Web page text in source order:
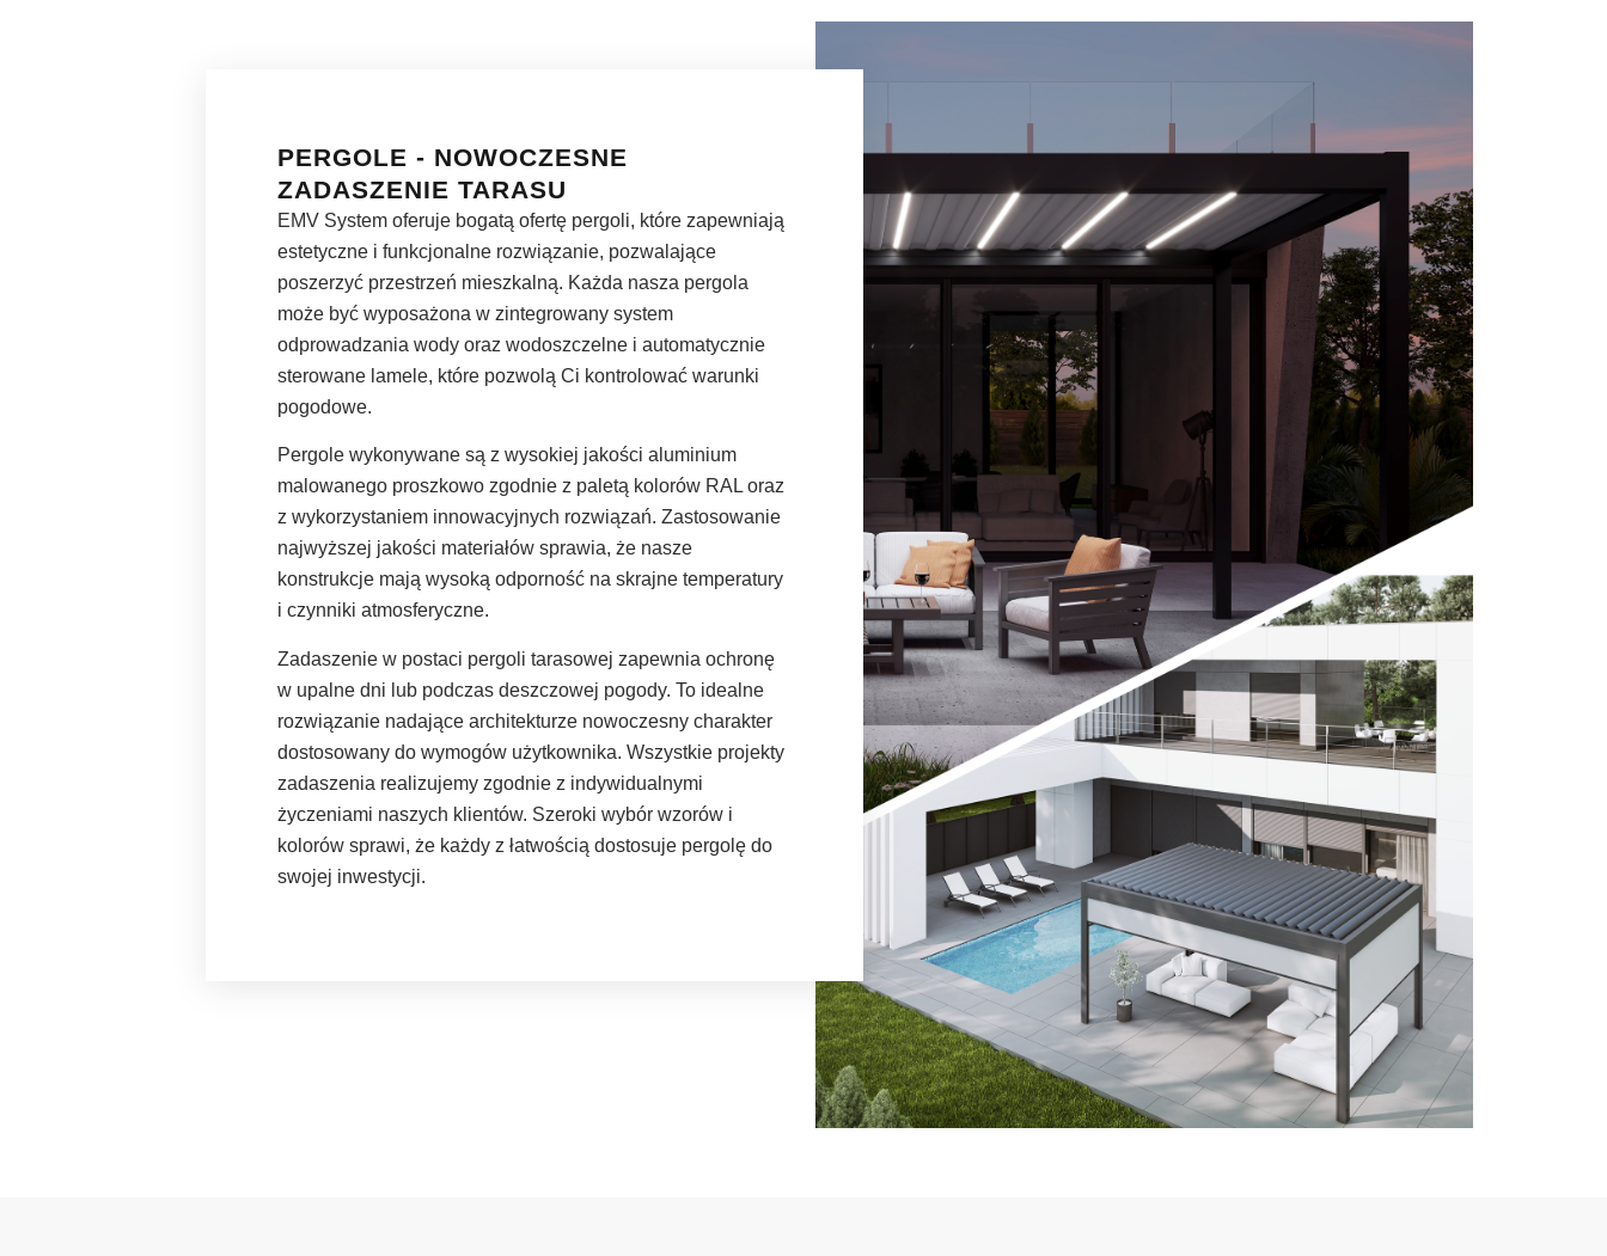
PERGOLE - NOWOCZESNE
ZADASZENIE TARASU
EMV System oferuje bogatą ofertę pergoli, które zapewniają
estetyczne i funkcjonalne rozwiązanie, pozwalające
poszerzyć przestrzeń mieszkalną. Każda nasza pergola
może być wyposażona w zintegrowany system
odprowadzania wody oraz wodoszczelne i automatycznie
sterowane lamele, które pozwolą Ci kontrolować warunki
pogodowe.
Pergole wykonywane są z wysokiej jakości aluminium
malowanego proszkowo zgodnie z paletą kolorów RAL oraz
z wykorzystaniem innowacyjnych rozwiązań. Zastosowanie
najwyższej jakości materiałów sprawia, że nasze
konstrukcje mają wysoką odporność na skrajne temperatury
i czynniki atmosferyczne.
Zadaszenie w postaci pergoli tarasowej zapewnia ochronę
w upalne dni lub podczas deszczowej pogody. To idealne
rozwiązanie nadające architekturze nowoczesny charakter
dostosowany do wymogów użytkownika. Wszystkie projekty
zadaszenia realizujemy zgodnie z indywidualnymi
życzeniami naszych klientów. Szeroki wybór wzorów i
kolorów sprawi, że każdy z łatwością dostosuje pergolę do
swojej inwestycji.